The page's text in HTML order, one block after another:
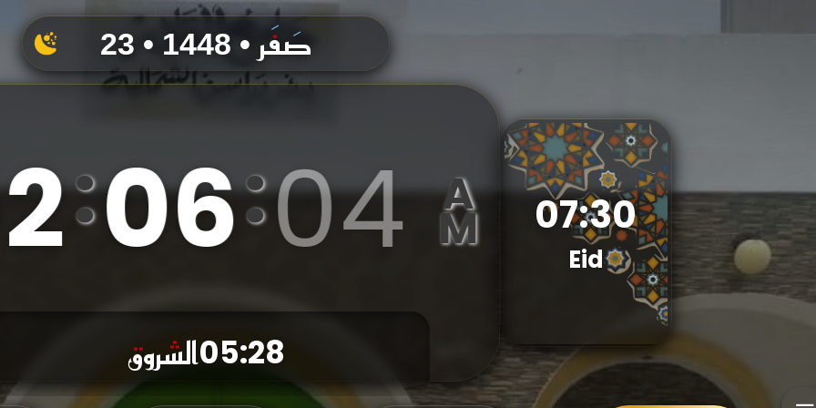
23 • صَفَر • 1448
2:06:05 A
M
الشروق05:28
07:30
Eid